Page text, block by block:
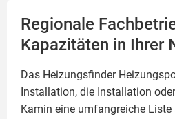
Regionale
Kapazitäten in Ihrer
Das Heizungsfinder
Installation, die Installation
Kamin eine umfangreiche Liste